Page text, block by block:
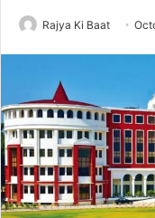
Rajya Ki Baat